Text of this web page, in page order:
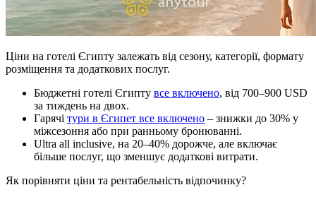
Ціни на готелі Єгипту залежать від сезону, категорії, формату
розміщення та додаткових послуг.
Бюджетні готелі Єгипту все включено, від 700–900 USD
за тиждень на двох.
Гарячі тури в Єгипет все включено – знижки до 30% у
міжсезоння або при ранньому бронюванні.
Ultra all inclusive, на 20–40% дорожче, але включає
більше послуг, що зменшує додаткові витрати.
Як порівняти ціни та рентабельність відпочинку?